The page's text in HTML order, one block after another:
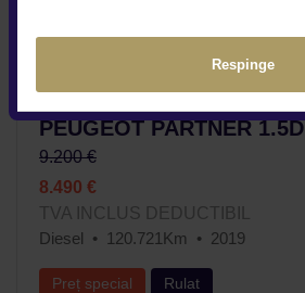
Respinge
PEUGEOT PARTNER 1.5D
9.200 €
8.490 €
TVA INCLUS DEDUCTIBIL
Diesel
120.721Km 2019
Preț special Rulat